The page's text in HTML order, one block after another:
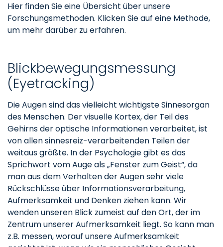
Hier finden Sie eine Übersicht über unsere
Forschungsmethoden. Klicken Sie auf eine Methode,
um mehr darüber zu erfahren.
Blickbewegungsmessung
(Eyetracking)
Die Augen sind das vielleicht wichtigste Sinnesorgan
des Menschen. Der visuelle Kortex, der Teil des
Gehirns der optische Informationen verarbeitet, ist
von allen sinnesreiz-verarbeitenden Teilen der
weitaus größte. In der Psychologie gibt es das
Sprichwort vom Auge als „Fenster zum Geist“, da
man aus dem Verhalten der Augen sehr viele
Rückschlüsse über Informationsverarbeitung,
Aufmerksamkeit und Denken ziehen kann. Wir
wenden unseren Blick zumeist auf den Ort, der im
Zentrum unserer Aufmerksamkeit liegt. So kann man
z.B. messen, worauf unsere Aufmerksamkeit